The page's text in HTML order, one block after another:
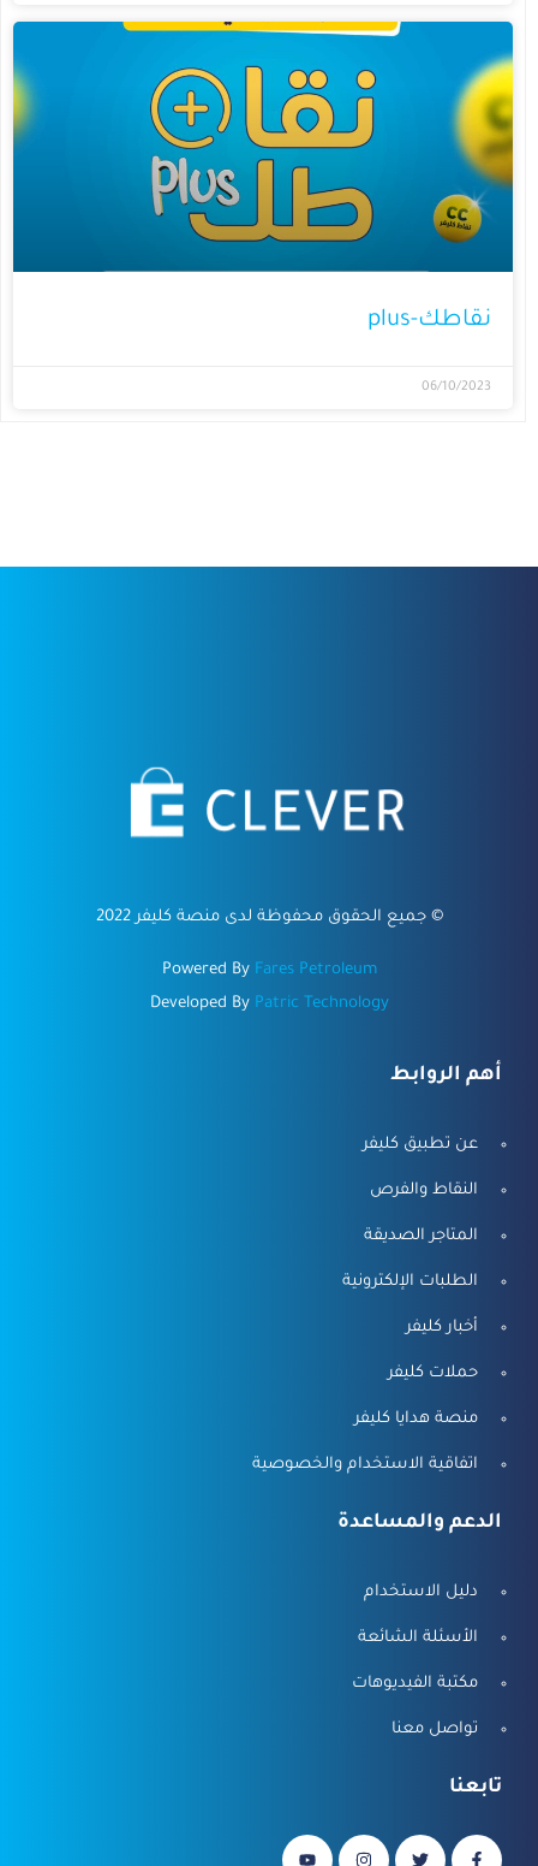
نقاطك-plus
06/10/2023
©جميع الحقوق محفوظة لدى منصة كليفر 2022
Powered By Fares Petroleum
Developed By Patric Technology
أهم الروابط
عن تطبيق كليفر
النقاط والفرص
المتاجر الصديقة
الطلبات الإلكترونية
أخبار كليفر
حملات كليفر
منصة هدايا كليفر
اتفاقية الاستخدام والخصوصية
الدعم والمساعدة
دليل الاستخدام
الأسئلة الشائعة
مكتبة الفيديوهات
تواصل معنا
تابعنا